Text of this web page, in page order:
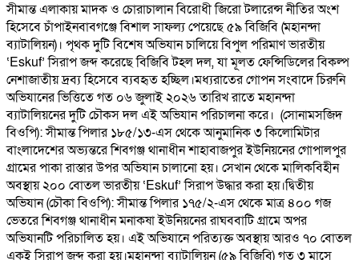
সীমান্ত এলাকায় মাদক ও চোরাচালান বিরোধী জিরো টলারেন্স নীতির অংশ
হিসেবে চাঁপাইনবাবগঞ্জে বিশাল সাফল্য পেয়েছে ৫৯ বিজিবি (মহানন্দা
ব্যাটালিয়ন)। পৃথক দুটি বিশেষ অভিযান চালিয়ে বিপুল পরিমাণ ভারতীয়
‘Eskuf’ সিরাপ জব্দ করেছে বিজিবি টহল দল, যা মূলত ফেন্সিডিলের বিকল্প
নেশাজাতীয় দ্রব্য হিসেবে ব্যবহৃত হচ্ছিল। ​মধ্যরাতের গোপন সংবাদে চিরুনি
অভিযানের ভিত্তিতে গত ০৬ জুলাই ২০২৬ তারিখ রাতে মহানন্দা
ব্যাটালিয়নের দুটি চৌকস দল এই অভিযান পরিচালনা করে। ​ (সোনামসজিদ
বিওপি): সীমান্ত পিলার ১৮৫/১৩-এস থেকে আনুমানিক ৩ কিলোমিটার
বাংলাদেশের অভ্যন্তরে শিবগঞ্জ থানাধীন শাহাবাজপুর ইউনিয়নের গোপালপুর
গ্রামের পাকা রাস্তার উপর অভিযান চালানো হয়। সেখান থেকে মালিকবিহীন
অবস্থায় ২০০ বোতল ভারতীয় ‘Eskuf’ সিরাপ উদ্ধার করা হয়। ​দ্বিতীয়
অভিযান (চৌকা বিওপি): সীমান্ত পিলার ১৭৫/২-এস থেকে মাত্র ৪০০ গজ
ভেতরে শিবগঞ্জ থানাধীন মনাকষা ইউনিয়নের রাঘববাটি গ্রামে অপর
অভিযানটি পরিচালিত হয়। এই অভিযানে পরিত্যক্ত অবস্থায় আরও ৭০ বোতল
একই সিরাপ জব্দ করা হয়। ​ মহানন্দা ব্যাটালিয়ন (৫৯ বিজিবি) গত ৩ মাসে